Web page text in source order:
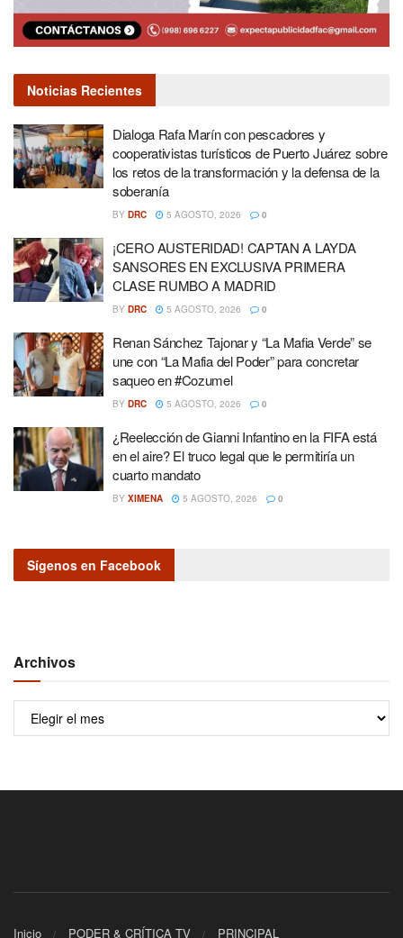
Noticias Recientes
Dialoga Rafa Marín con pescadores y
cooperativistas turísticos de Puerto Juárez sobre
los retos de la transformación y la defensa de la
soberanía
BY DRC 5 AGOSTO, 2026 0
¡CERO AUSTERIDAD! CAPTAN A LAYDA
SANSORES EN EXCLUSIVA PRIMERA
CLASE RUMBO A MADRID
BY DRC 5 AGOSTO, 2026 0
Renan Sánchez Tajonar y “La Mafia Verde” se
une con “La Mafia del Poder” para concretar
saqueo en #Cozumel
BY DRC 5 AGOSTO, 2026 0
¿Reelección de Gianni Infantino en la FIFA está
en el aire? El truco legal que le permitiría un
cuarto mandato
BY XIMENA 5 AGOSTO, 2026 0
Sígenos en Facebook
Archivos
Inicio PODER & CRÍTICA TV PRINCIPAL